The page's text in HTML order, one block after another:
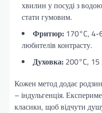
хвилин у посуді з
стати гумовим.
Фритюр: 170°C, 4-
любителів контрасту.
Духовка: 200°C, 15
Кожен метод додає
– індульгенція.
класики, щоб відчути